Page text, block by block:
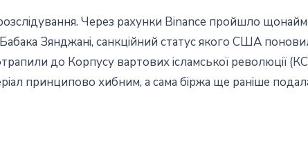
у $850 млн
що каже CEO
Через рахунки Binance пройшло
Зянджані, санкційний статус якого США
до Корпусу вартових ісламської революції
принципово хибним, а сама біржа ще раніше